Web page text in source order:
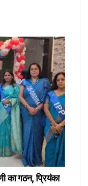
का गठन, प्रियंका